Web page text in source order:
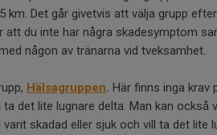
Det går givetvis att välja grupp
att du inte har några skadesymptom
någon av tränarna vid tveksamhet.
Hälsagruppen. Här finns inga krav
det lite lugnare delta. Man kan också
skadad eller sjuk och vill ta det lite